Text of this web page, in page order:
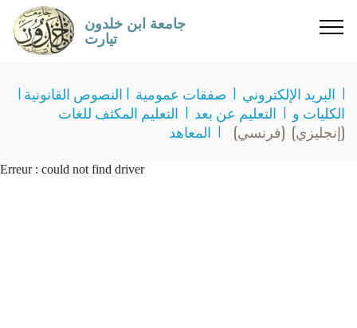
جامعة ابن خلدون
تيارت
I النصوص القانونية I صفقات عمومية I البريد الإلكتروني I
التعليم المكثف للغات I التعليم عن بعد I الكليات و
المعاهد I (فرنسي) (إنجليزي)
Erreur : could not find driver